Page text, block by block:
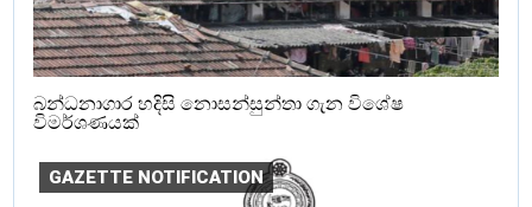
බන්ධනාගාර හදිසි නොසන්සුන්තා ගැන විශේෂ
විමර්ශණයක්
GAZETTE NOTIFICATION